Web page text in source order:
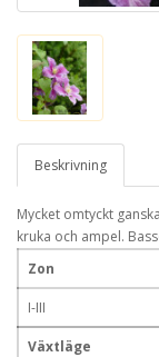
Beskrivning
Mycket omtyckt
kruka och ampel.
Zon
I-III
Växtläge